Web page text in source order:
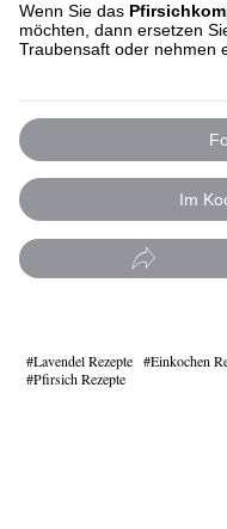
Wenn Sie das
möchten, dann ersetzen
Traubensaft oder nehmen
Im
Lavendel Rezepte Einkochen
Pfirsich Rezepte